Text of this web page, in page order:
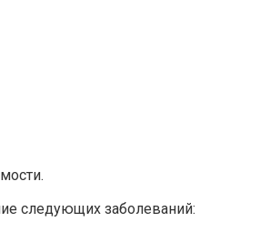
следующих заболеваний: